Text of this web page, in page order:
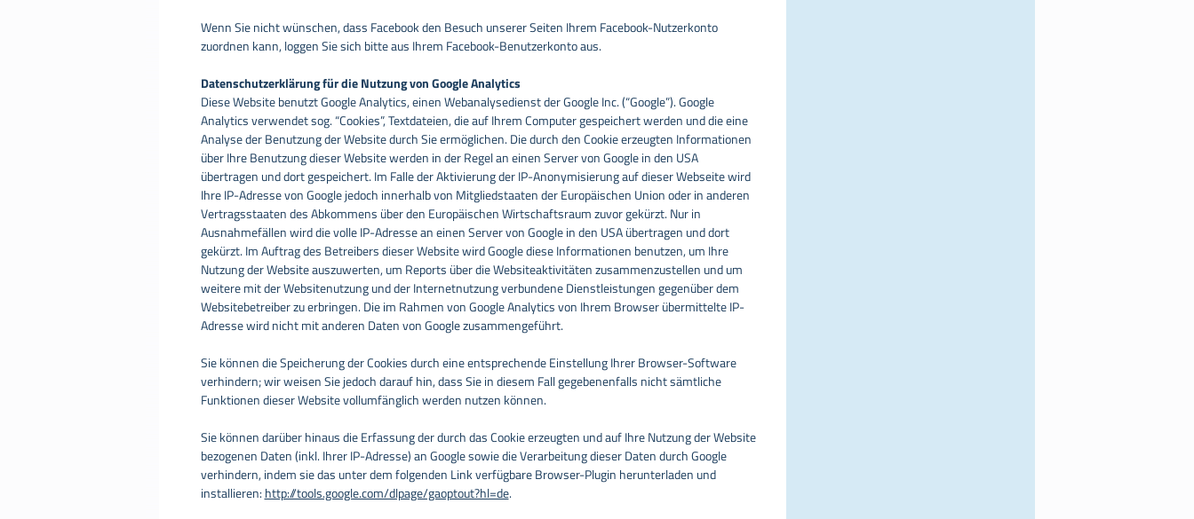
Wenn Sie nicht wünschen, dass Facebook den Besuch unserer Seiten Ihrem Facebook-Nutzerkonto
zuordnen kann, loggen Sie sich bitte aus Ihrem Facebook-Benutzerkonto aus.
Datenschutzerklärung für die Nutzung von Google Analytics
Diese Website benutzt Google Analytics, einen Webanalysedienst der Google Inc. (“Google”). Google
Analytics verwendet sog. “Cookies”, Textdateien, die auf Ihrem Computer gespeichert werden und die eine
Analyse der Benutzung der Website durch Sie ermöglichen. Die durch den Cookie erzeugten Informationen
über Ihre Benutzung dieser Website werden in der Regel an einen Server von Google in den USA
übertragen und dort gespeichert. Im Falle der Aktivierung der IP-Anonymisierung auf dieser Webseite wird
Ihre IP-Adresse von Google jedoch innerhalb von Mitgliedstaaten der Europäischen Union oder in anderen
Vertragsstaaten des Abkommens über den Europäischen Wirtschaftsraum zuvor gekürzt. Nur in
Ausnahmefällen wird die volle IP-Adresse an einen Server von Google in den USA übertragen und dort
gekürzt. Im Auftrag des Betreibers dieser Website wird Google diese Informationen benutzen, um Ihre
Nutzung der Website auszuwerten, um Reports über die Websiteaktivitäten zusammenzustellen und um
weitere mit der Websitenutzung und der Internetnutzung verbundene Dienstleistungen gegenüber dem
Websitebetreiber zu erbringen. Die im Rahmen von Google Analytics von Ihrem Browser übermittelte IP-
Adresse wird nicht mit anderen Daten von Google zusammengeführt.
Sie können die Speicherung der Cookies durch eine entsprechende Einstellung Ihrer Browser-Software
verhindern; wir weisen Sie jedoch darauf hin, dass Sie in diesem Fall gegebenenfalls nicht sämtliche
Funktionen dieser Website vollumfänglich werden nutzen können.
Sie können darüber hinaus die Erfassung der durch das Cookie erzeugten und auf Ihre Nutzung der Website
bezogenen Daten (inkl. Ihrer IP-Adresse) an Google sowie die Verarbeitung dieser Daten durch Google
verhindern, indem sie das unter dem folgenden Link verfügbare Browser-Plugin herunterladen und
installieren: http://tools.google.com/dlpage/gaoptout?hl=de.